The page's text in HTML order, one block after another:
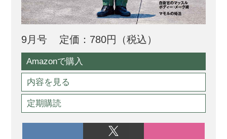
9月号 定価：780円（税込）
Amazonで購入
内容を見る
定期購読